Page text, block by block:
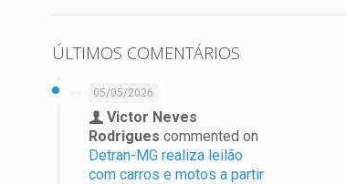
ÚLTIMOS COMENTÁRIOS
05/05/2026
Victor Neves
Rodrigues commented on
Detran-MG realiza leilão
com carros e motos a partir